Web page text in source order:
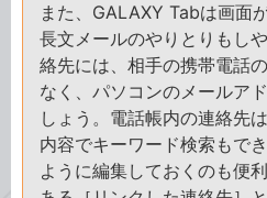
また、GALAXY Tabは画面
長文メールのやりとりもし
絡先には、相手の携帯電話
なく、パソコンのメールア
しょう。電話帳内の連絡先
内容でキーワード検索もで
ように編集しておくのも便